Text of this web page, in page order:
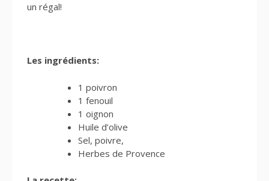
un régal!
Les ingrédients:
1 poivron
1 fenouil
1 oignon
Huile d’olive
Sel, poivre,
Herbes de Provence